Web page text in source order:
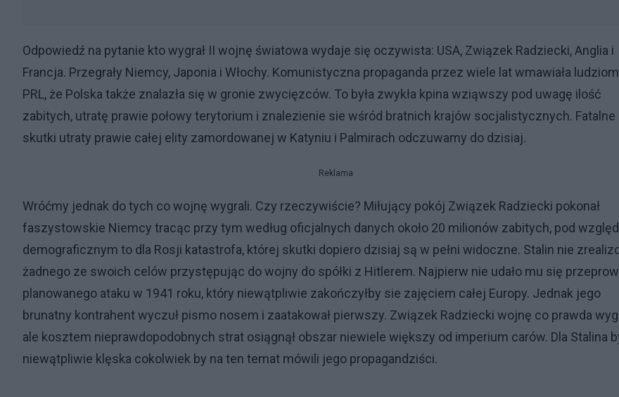
Odpowiedź na pytanie kto wygrał II wojnę światowa wydaje się oczywista: USA, Związek Radziecki, Anglia i
Francja. Przegrały Niemcy, Japonia i Włochy. Komunistyczna propaganda przez wiele lat wmawiała
PRL, że Polska także znalazła się w gronie zwycięzców. To była zwykła kpina wziąwszy pod uwagę ilość
zabitych, utratę prawie połowy terytorium i znalezienie sie wśród bratnich krajów socjalistycznych. Fatalne
skutki utraty prawie całej elity zamordowanej w Katyniu i Palmirach odczuwamy do dzisiaj.
Reklama
Wróćmy jednak do tych co wojnę wygrali. Czy rzeczywiście? Miłujący pokój Związek Radziecki pokonał
faszystowskie Niemcy tracąc przy tym według oficjalnych danych około 20 milionów zabitych, pod
demograficznym to dla Rosji katastrofa, której skutki dopiero dzisiaj są w pełni widoczne. Stalin nie
żadnego ze swoich celów przystępując do wojny do spółki z Hitlerem. Najpierw nie udało mu się
planowanego ataku w 1941 roku, który niewątpliwie zakończyłby sie zajęciem całej Europy. Jednak jego
brunatny kontrahent wyczuł pismo nosem i zaatakował pierwszy. Związek Radziecki wojnę co prawda
ale kosztem nieprawdopodobnych strat osiągnął obszar niewiele większy od imperium carów. Dla Stalina
niewątpliwie klęska cokolwiek by na ten temat mówili jego propagandziści.